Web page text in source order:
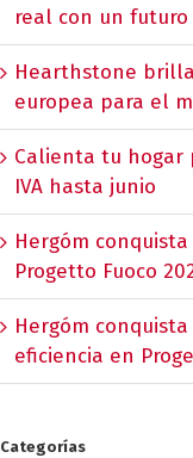
real con un
Hearthstone
europea para el
Calienta tu hogar
IVA hasta junio
Hergóm
Progetto Fuoco
Hergóm
eficiencia en
Categorías